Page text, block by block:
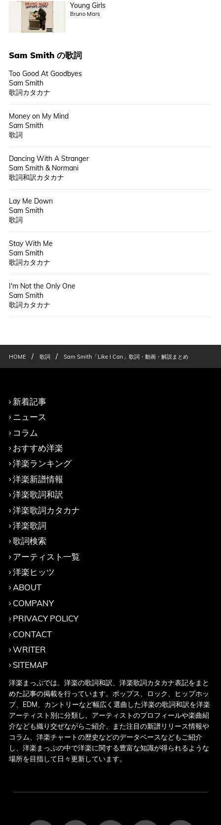
Young Girls
Bruno Mars
Sam Smithの歌詞
Too Good At Goodbyes
Sam Smith
歌詞カタカナ
Money on My Mind
Sam Smith
歌詞
Dancing With A Stranger
Sam Smith & Normani
歌詞和訳カタカナ
Lay Me Down
Sam Smith
歌詞
Stay With Me
Sam Smith
歌詞カタカナ
I'm Not the Only One
Sam Smith
歌詞カタカナ
HOME / 歌詞 / Sam Smith「Like I Can」歌詞・動画・解説まとめ
新着記事
ニュース
コラム
おすすめ洋楽
洋楽ランキング
洋楽新譜情報
洋楽歌詞和訳
洋楽歌詞カタカナ
洋楽歌詞
歌詞検索
アーティスト一覧
洋楽ヒッツ
ABOUT
COMPANY
PRIVACY POLICY
CONTACT
WRITER
SITEMAP
洋楽まっぷでは、洋楽の歌詞和訳、洋楽歌詞カタカナ表記をまと
めた記事の掲載を行っています。ポップス、ロック、ヒップホッ
プ、EDM、カントリーなど幅広く選曲した洋楽の歌詞和訳を洋楽
アーティスト別に分類し、アーティストのプロフィールや楽曲紹
介なども織り交ぜながらご紹介、また注目の新譜リリース情報や
コラム、洋楽チャートの歴史などのデータベースなどもご紹介
し、洋楽まっぷの中で洋楽に関する豊富な知識が得られるような
場所を目指して日々更新しています。